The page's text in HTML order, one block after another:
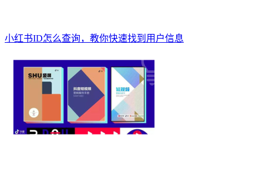
小红书ID怎么查询，教你快速找到用户信息